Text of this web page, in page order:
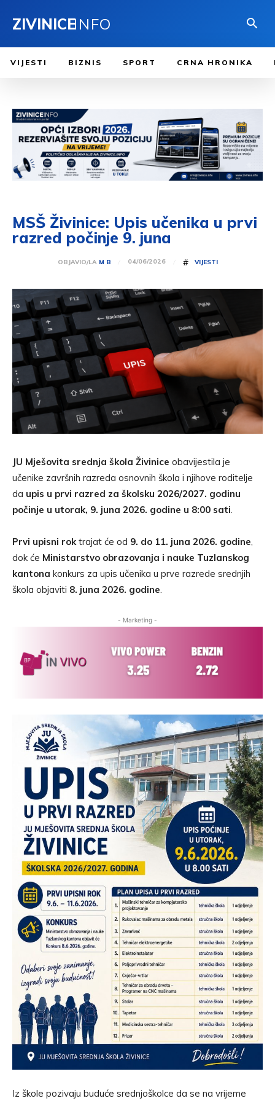
ZIVINICEINFO
VIJESTI BIZNIS SPORT CRNA HRONIKA
MSŠ Živinice: Upis učenika u prvi
razred počinje 9. juna
OBJAVIO/LA M B 04/06/2026 # VIJESTI
JU Mješovita srednja škola Živinice obavijestila je
učenike završnih razreda osnovnih škola i njihove roditelje
da upis u prvi razred za školsku 2026/2027. godinu
počinje u utorak, 9. juna 2026. godine u 8:00 sati.
Prvi upisni roktrajat će od 9. do 11. juna 2026. godine,
dok će Ministarstvo obrazovanja i nauke Tuzlanskog
kantona konkurs za upis učenika u prve razrede srednjih
škola objaviti 8. juna 2026. godine.
- Marketing -
Iz škole pozivaju buduće srednjoškolce da se na vrijeme